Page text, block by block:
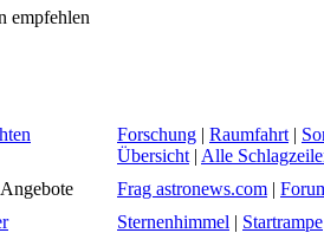
Forschung | Raumfahrt |
Übersicht | Alle
Frag astronews.com |
Sternenhimmel | Startrampe